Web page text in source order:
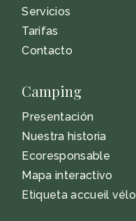
Servicios
Tarifas
Contacto
Camping
Presentación
Nuestra historia
Ecoresponsable
Mapa interactivo
Etiqueta accueil vélo